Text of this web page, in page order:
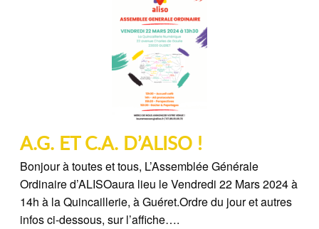
A.G. ET C.A. D’ALISO !
Bonjour à toutes et tous, L’Assemblée Générale
Ordinaire d’ALISOaura lieu le Vendredi 22 Mars 2024 à
14h à la Quincaillerie, à Guéret.Ordre du jour et autres
infos ci-dessous, sur l’affiche….